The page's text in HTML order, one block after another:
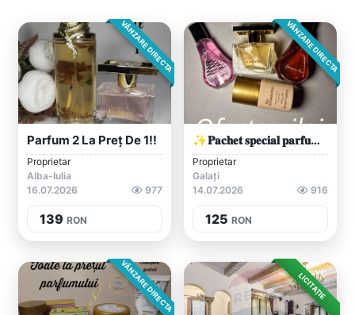
VÂNZARE DIRECTA
Parfum 2 La Preț De 1!!
Proprietar
Alba-Iulia
16.07.2026
977
139 RON
VÂNZARE DIRECTA
✨𝐏𝐚𝐜𝐡𝐞𝐭 𝐬𝐩𝐞𝐜𝐢𝐚𝐥 𝐩𝐚𝐫𝐟𝐮𝐦𝐚𝐭✨ 4 Produse Rafi...
Proprietar
Galați
14.07.2026
916
125 RON
VÂNZARE DIRECTA LICITAȚIE